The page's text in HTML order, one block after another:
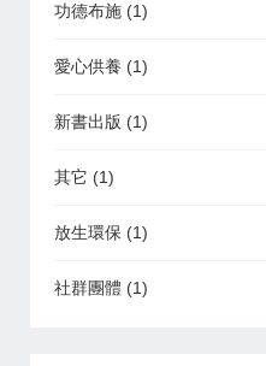
功德布施 (1)
愛心供養 (1)
新書出版 (1)
其它 (1)
放生環保 (1)
社群團體 (1)